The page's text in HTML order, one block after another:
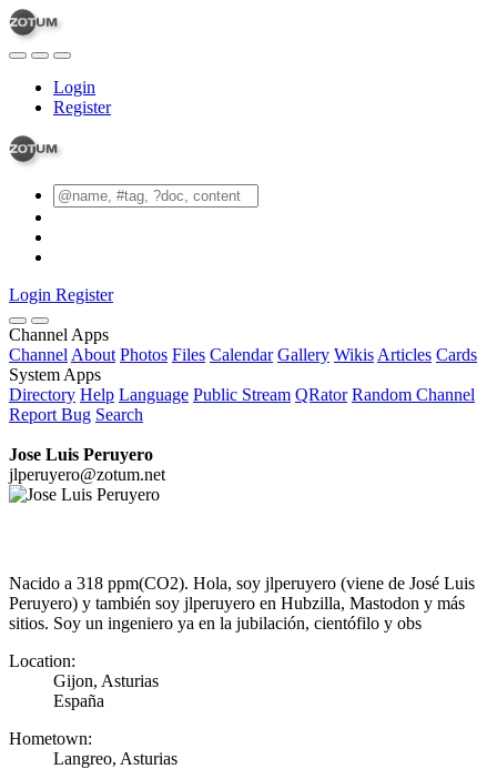
Login
Register
Login Register
Channel Apps
Channel About Photos Files Calendar Gallery Wikis Articles Cards
System Apps
Directory Help Language Public Stream QRator Random Channel
Report Bug Search
Jose Luis Peruyero
jlperuyero@zotum.net
Nacido a 318 ppm(CO2). Hola, soy jlperuyero (viene de José Luis
Peruyero) y también soy jlperuyero en Hubzilla, Mastodon y más
sitios. Soy un ingeniero ya en la jubilación, cientófilo y obs
Location:
Gijon, Asturias
España
Hometown:
Langreo, Asturias